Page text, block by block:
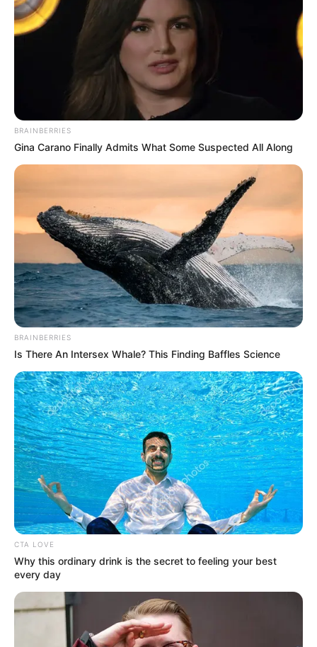
15. “Egy autó, ami ma előttem állt.”
Mi a legfurcsább dolog, amit valaha találtál? Rajta, töltsd meg a
komment rovatot a legszebb történeteiddel és fotóiddal!